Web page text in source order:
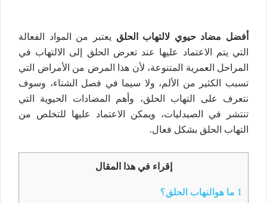
أفضل مضاد حيوي لالتهاب الحلق يعتبر من المواد الفعالة
التي يتم الاعتماد عليها عند تعرض الحلق إلى الالتهاب في
المراحل العمرية المتنوعة، لأن هذا المرض من الأمراض التي
تسبب الكثير من الألم، ولا سيما في فصل الشتاء، وسوف
نتعرف على التهاب الحلق، وأهم المضادات الحيوية التي
تنتشر في الصيدليات، ويمكن الاعتماد عليها للتخلص من
التهاب الحلق بشكل فعال.
إقراء في هذا المقال
1 ما هوالتهاب الحلق؟